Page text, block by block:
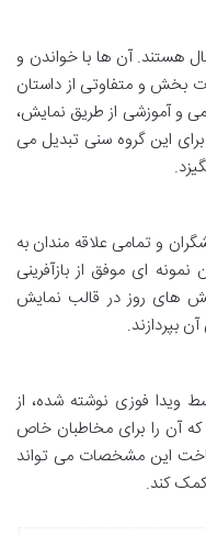
اصلی این کتاب، کودکان ۷ تا ۱۱ سال هستند. آن ها با خواندن و
بخش و متفاوتی از داستان
و آموزشی از طریق نمایش،
این گروه سنی تبدیل می
و تمامی علاقه مندان به
ای موفق از بازآفرینی
های روز در قالب نمایش
بپردازند.
ویدا فوزی نوشته شده، از
آن را برای مخاطبان خاص
این مشخصات می تواند
کمک کند.